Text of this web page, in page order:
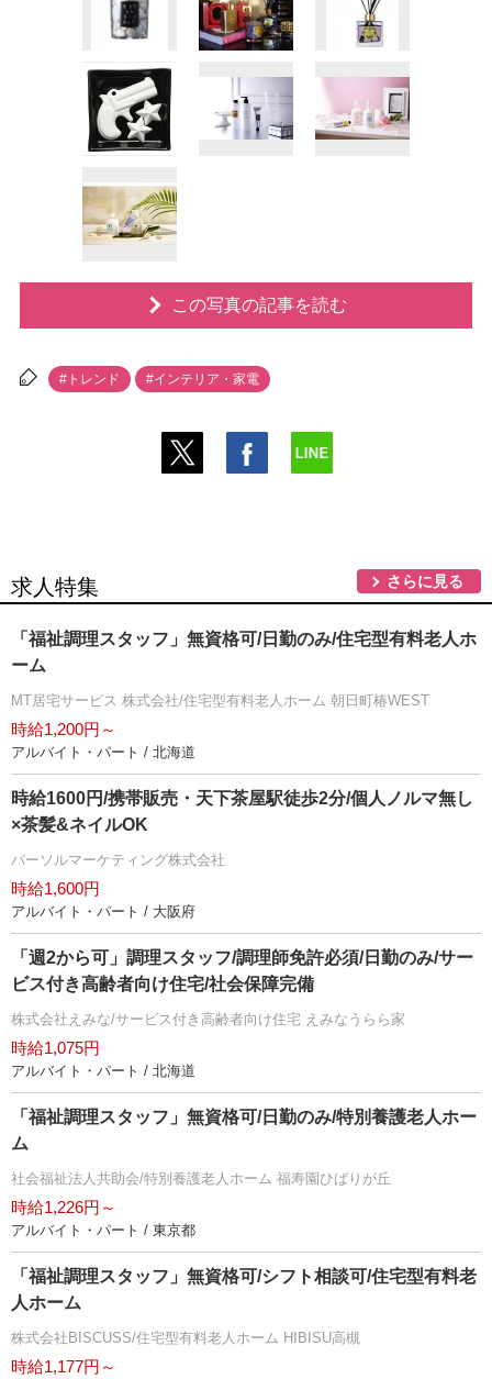
この写真の記事を読む
#トレンド #インテリア・家電
求人特集 さらに見る
「福祉調理スタッフ」無資格可/日勤のみ/住宅型有料老人ホ
ーム
MT居宅サービス 株式会社/住宅型有料老人ホーム 朝日町椿WEST
時給1,200円～
アルバイト・パート / 北海道
時給1600円/携帯販売・天下茶屋駅徒歩2分/個人ノルマ無し
×茶髪&ネイルOK
パーソルマーケティング株式会社
時給1,600円
アルバイト・パート / 大阪府
「週2から可」調理スタッフ/調理師免許必須/日勤のみ/サー
ビス付き高齢者向け住宅/社会保障完備
株式会社えみな/サービス付き高齢者向け住宅 えみなうらら家
時給1,075円
アルバイト・パート / 北海道
「福祉調理スタッフ」無資格可/日勤のみ/特別養護老人ホー
ム
社会福祉法人共助会/特別養護老人ホーム 福寿園ひばりが丘
時給1,226円～
アルバイト・パート / 東京都
「福祉調理スタッフ」無資格可/シフト相談可/住宅型有料老
人ホーム
株式会社BISCUSS/住宅型有料老人ホーム HIBISU高槻
時給1,177円～